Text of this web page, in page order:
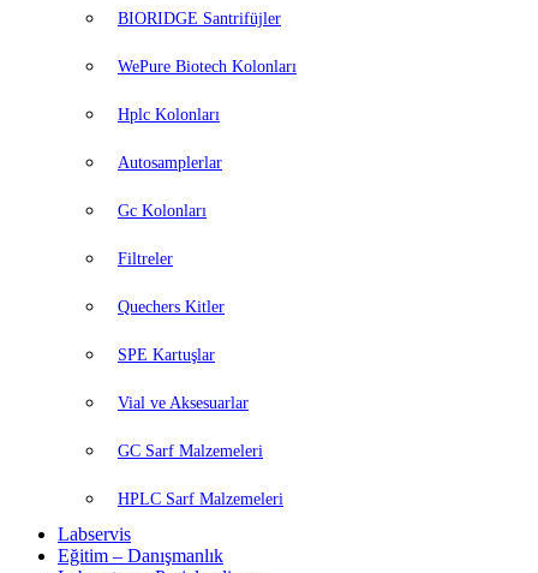
BIORIDGE Santrifüjler
WePure Biotech Kolonları
Hplc Kolonları
Autosamplerlar
Gc Kolonları
Filtreler
Quechers Kitler
SPE Kartuşlar
Vial ve Aksesuarlar
GC Sarf Malzemeleri
HPLC Sarf Malzemeleri
Labservis
Eğitim – Danışmanlık